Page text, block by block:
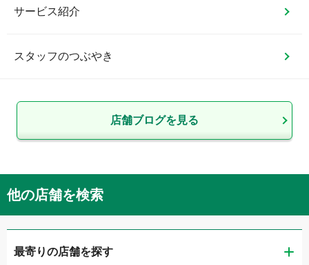
サービス紹介
スタッフのつぶやき
店舗ブログを見る
他の店舗を検索
最寄りの店舗を探す